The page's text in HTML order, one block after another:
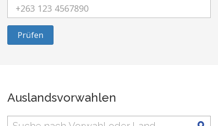
Prüfen
Auslandsvorwahlen